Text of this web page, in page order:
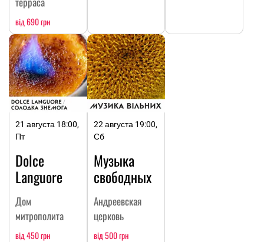
від 690 грн
21 августа 18:00,
Пт
Dolce
Languore
Дом
митрополита
від 450 грн
22 августа 19:00,
Сб
Музыка
свободных
Андреевская
церковь
від 500 грн